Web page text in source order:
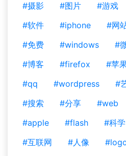
#摄影
#图片 #游戏
#软件
#iphone #网
#免费
#windows #
#博客
#firefox #苹
#qq
#wordpress #
#搜索
#分享 #web
#apple
#flash #科学
#互联网
#人像